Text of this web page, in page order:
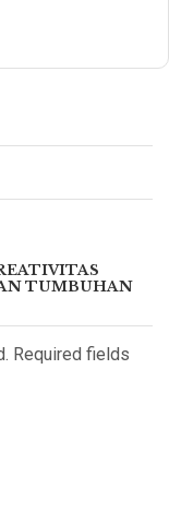
TUMBUHAN
Required fields